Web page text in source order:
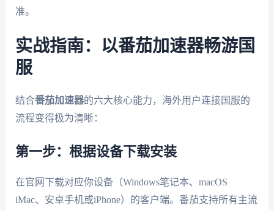
准。
实战指南：以番茄加速器畅游国
服
结合番茄加速器的六大核心能力，海外用户连接国服的
流程变得极为清晰：
第一步：根据设备下载安装
在官网下载对应你设备（Windows笔记本、macOS
iMac、安卓手机或iPhone）的客户端。番茄支持所有主流